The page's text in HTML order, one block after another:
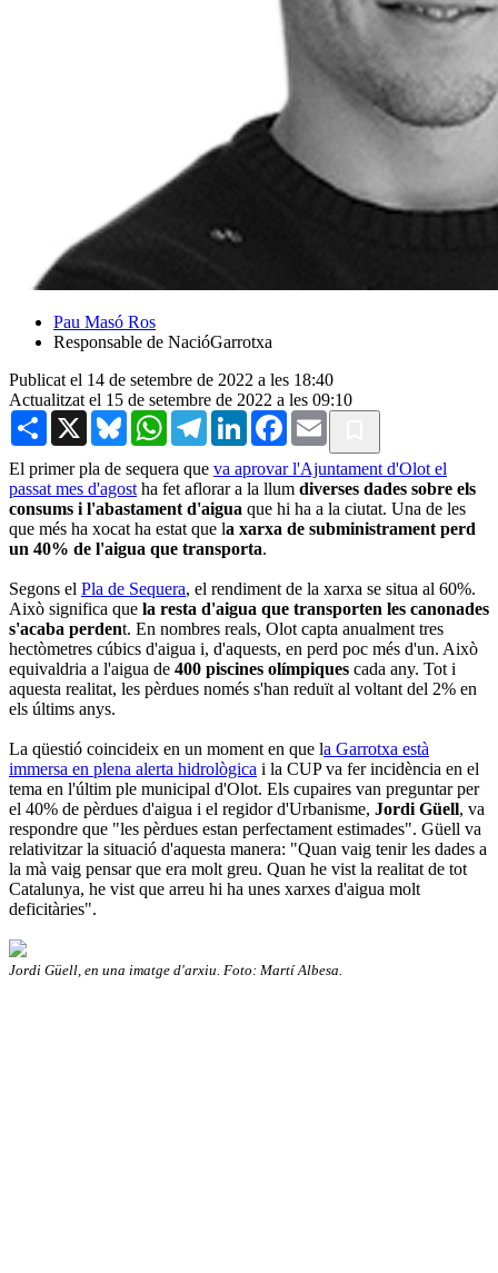
Pau Masó Ros
Responsable de NacióGarrotxa
Publicat el 14 de setembre de 2022 a les 18:40
Actualitzat el 15 de setembre de 2022 a les 09:10
Share X BlueskyWhatsAppTelegramLinkedInFacebook
Email
El primer pla de sequera que va aprovar l'Ajuntament d'Olot el
passat mes d'agost ha fet aflorar a la llum diverses dades sobre els
consums i l'abastament d'aigua que hi ha a la ciutat. Una de les
que més ha xocat ha estat que la xarxa de subministrament perd
un 40% de l'aigua que transporta.
Segons el Pla de Sequera, el rendiment de la xarxa se situa al 60%.
Això significa que la resta d'aigua que transporten les canonades
s'acaba perdent. En nombres reals, Olot capta anualment tres
hectòmetres cúbics d'aigua i, d'aquests, en perd poc més d'un. Això
equivaldria a l'aigua de 400 piscines olímpiques cada any. Tot i
aquesta realitat, les pèrdues només s'han reduït al voltant del 2% en
els últims anys.
La qüestió coincideix en un moment en que la Garrotxa està
immersa en plena alerta hidrològica i la CUP va fer incidència en el
tema en l'últim ple municipal d'Olot. Els cupaires van preguntar per
el 40% de pèrdues d'aigua i el regidor d'Urbanisme, Jordi Güell, va
respondre que "les pèrdues estan perfectament estimades". Güell va
relativitzar la situació d'aquesta manera: "Quan vaig tenir les dades a
la mà vaig pensar que era molt greu. Quan he vist la realitat de tot
Catalunya, he vist que arreu hi ha unes xarxes d'aigua molt
deficitàries".
Jordi Güell, en una imatge d'arxiu. Foto: Martí Albesa.